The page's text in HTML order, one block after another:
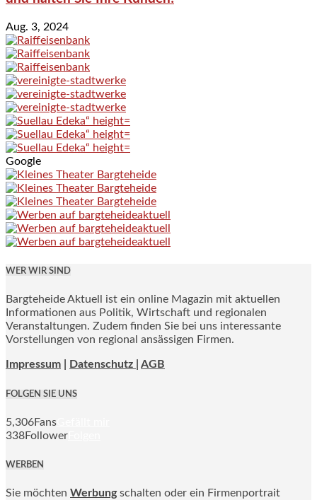
Aug. 3, 2024
Google
WER WIR SIND
Bargteheide Aktuell ist ein online Magazin mit aktuellen
Informationen aus Politik, Wirtschaft und regionalen
Veranstaltungen. Zudem finden Sie bei uns interessante
Vorstellungen von regional ansässigen Firmen.
Impressum Datenschutz | AGB
FOLGEN SIE UNS
5,306Fans
338Follower
WERBEN
Sie möchten Werbung schalten oder ein Firmenportrait